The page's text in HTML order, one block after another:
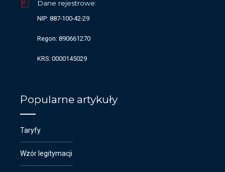
Dane rejestrowe:
NIP: 887-100-42-29
Regon: 890661270
KRS: 0000145029
Popularne artykuły
Taryfy
Wzór legitymacji